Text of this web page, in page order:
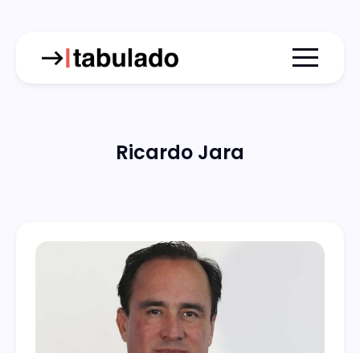
Menu
Ricardo Jara